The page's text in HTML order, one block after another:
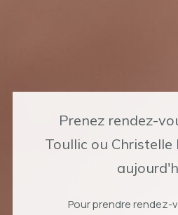
Prenez rendez-
Toullic ou
Pour prendre rendez-